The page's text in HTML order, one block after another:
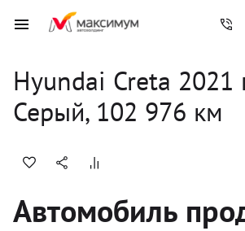
Hyundai Creta 2021
Серый, 102 976 км
Автомобиль